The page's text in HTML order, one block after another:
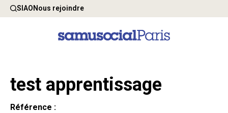
SIAONous rejoindre
test apprentissage
Référence :